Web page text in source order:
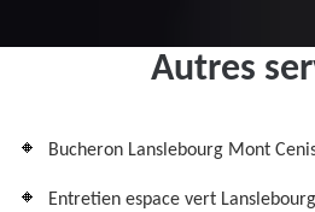
Autres
Bucheron Lanslebourg Mont
Entretien espace vert